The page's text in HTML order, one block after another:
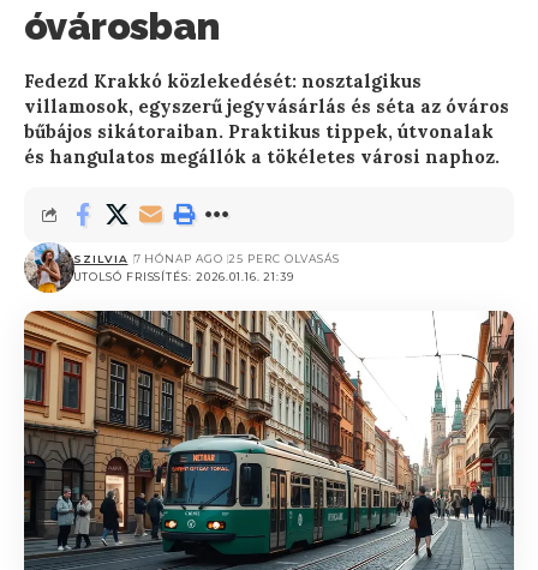
óvárosban
Fedezd Krakkó közlekedését: nosztalgikus
villamosok, egyszerű jegyvásárlás és séta az óváros
bűbájos sikátoraiban. Praktikus tippek, útvonalak
és hangulatos megállók a tökéletes városi naphoz.
UTOLSÓ FRISSÍTÉS: 2026.01.16. 21:39
SZILVIA 7 HÓNAP AGO 25 PERC OLVASÁS